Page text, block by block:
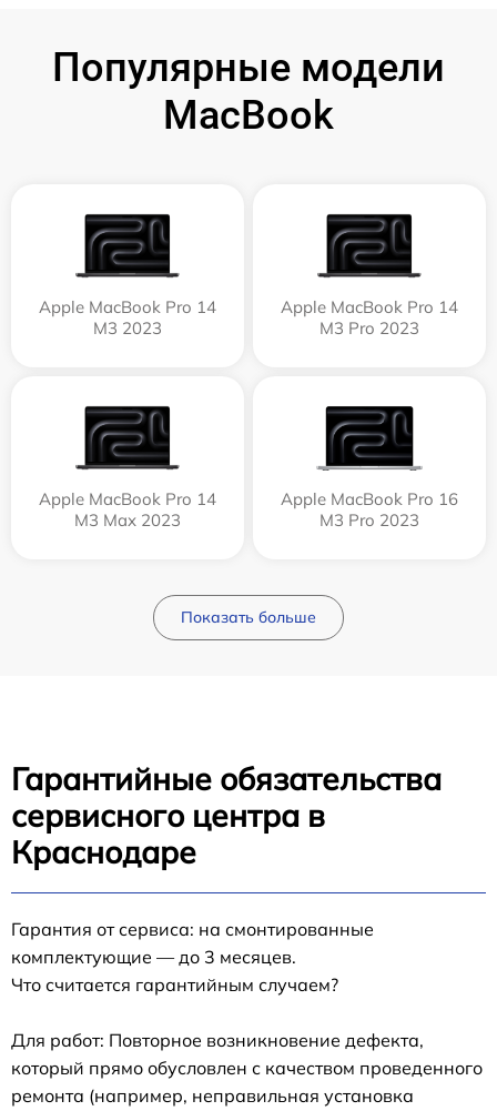
Популярные модели
MacBook
Apple MacBook Pro 14
M3 2023
Apple MacBook Pro 14
M3 Pro 2023
Apple MacBook Pro 14
M3 Max 2023
Apple MacBook Pro 16
M3 Pro 2023
Показать больше
Гарантийные обязательства
сервисного центра в
Краснодаре
Гарантия от сервиса: на смонтированные
комплектующие — до 3 месяцев.
Что считается гарантийным случаем?
Для работ: Повторное возникновение дефекта,
который прямо обусловлен с качеством проведенного
ремонта (например, неправильная установка